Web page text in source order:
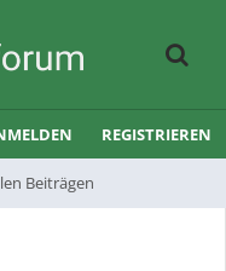
Beiträgen
REGISTRIEREN